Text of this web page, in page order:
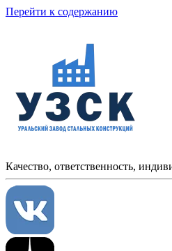
Перейти к содержанию
Качество, ответственность,